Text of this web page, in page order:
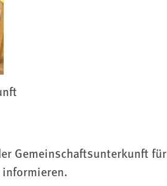
Gemeinschaftsunterkunft für
informieren.